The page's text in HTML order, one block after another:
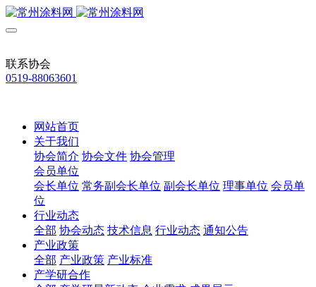
联系协会
0519-88063601
网站首页
关于我们
协会简介 协会文件 协会管理
会员单位
会长单位 常务副会长单位 副会长单位 理事单位 会员单
位
行业动态
全部 协会动态 技术信息 行业动态 通知公告
产业政策
全部 产业政策 产业标准
产学研合作